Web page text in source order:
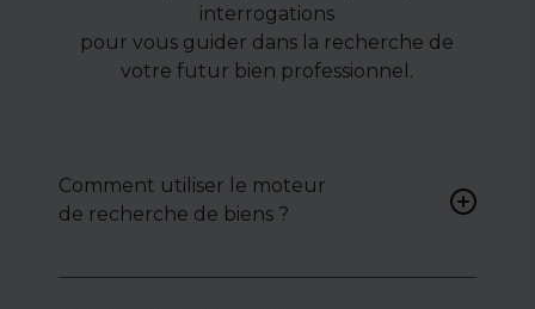
interrogations
pour vous guider dans la recherche de
votre futur bien professionnel.
Comment utiliser le moteur
de recherche de biens ?